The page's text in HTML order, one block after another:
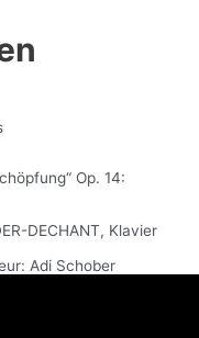
Op. 14:
DECHANT, Klavier
Adi Schober